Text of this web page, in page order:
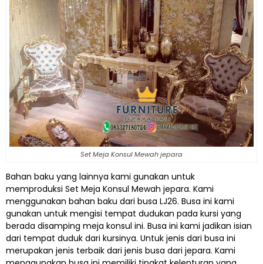
Set Meja Konsul Mewah jepara
Bahan baku yang lainnya kami gunakan untuk
memproduksi Set Meja Konsul Mewah jepara. Kami
menggunakan bahan baku dari busa LJ26. Busa ini kami
gunakan untuk mengisi tempat dudukan pada kursi yang
berada disamping meja konsul ini. Busa ini kami jadikan isian
dari tempat duduk dari kursinya. Untuk jenis dari busa ini
merupakan jenis terbaik dari jenis busa dari jepara. Kami